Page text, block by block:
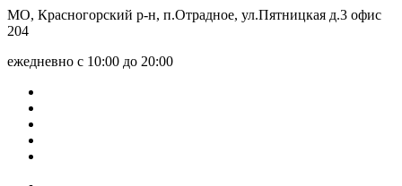
МО, Красногорский р-н, п.Отрадное, ул.Пятницкая д.3 офис
204
ежедневно с 10:00 до 20:00